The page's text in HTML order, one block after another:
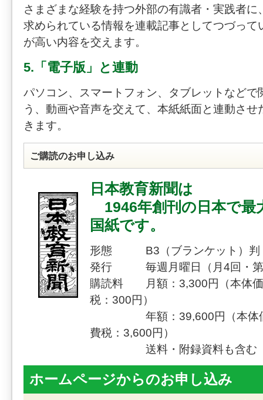
さまざまな経験を持つ外部の有識者・実践者に
求められている情報を連載記事としてつづって
が高い内容を交えます。
5.「電子版」と連動
パソコン、スマートフォン、タブレットなどで
う、動画や音声を交えて、本紙紙面と連動させ
きます。
ご購読のお申し込み
日本教育新聞は
1946年創刊の日本で最
国紙です。
形態 B3（ブランケット）判
発行 毎週月曜日（月4回・第
購読料 月額：3,300円（本体価
税：300円）
年額：39,600円（本体価
費税：3,600円）
送料・附録資料も含む
ホームページからのお申し込み